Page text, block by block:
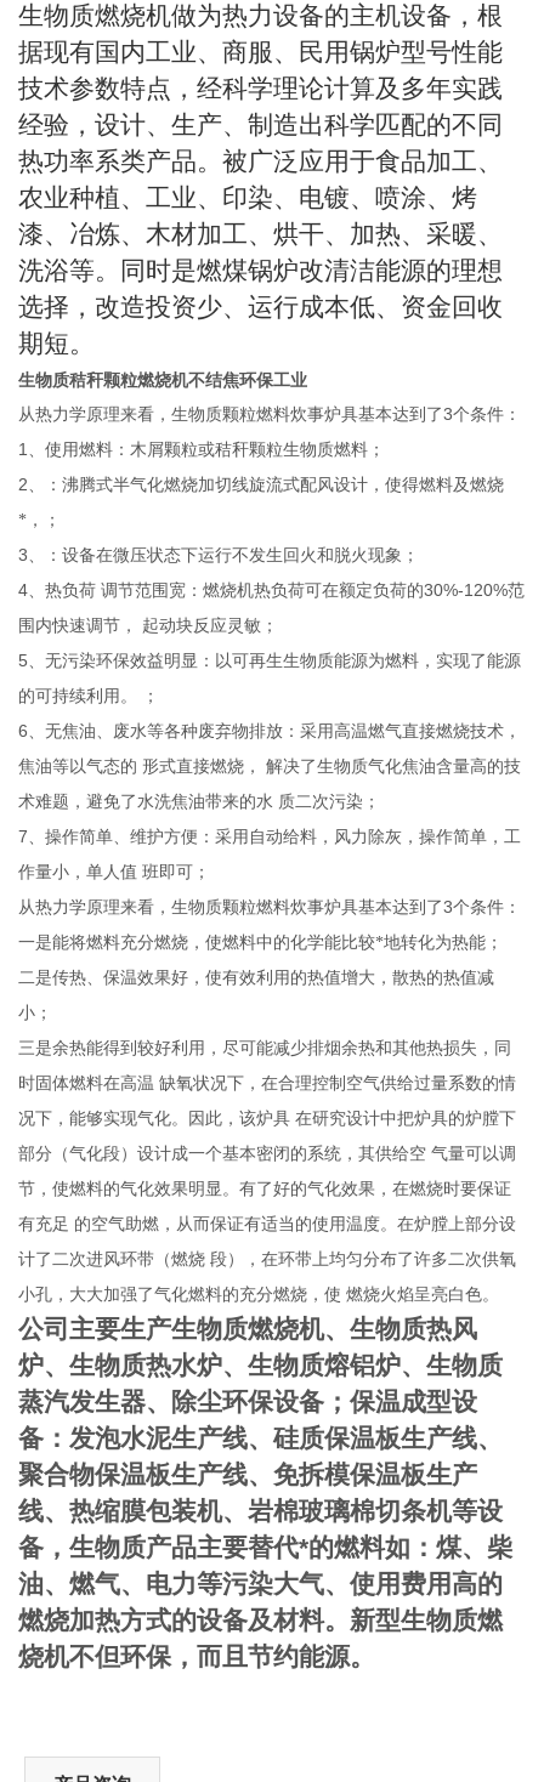
生物质燃烧机做为热力设备的主机设备，根
据现有国内工业、商服、民用锅炉型号性能
技术参数特点，经科学理论计算及多年实践
经验，设计、生产、制造出科学匹配的不同
热功率系类产品。被广泛应用于食品加工、
农业种植、工业、印染、电镀、喷涂、烤
漆、冶炼、木材加工、烘干、加热、采暖、
洗浴等。同时是燃煤锅炉改清洁能源的理想
选择，改造投资少、运行成本低、资金回收
期短。
生物质秸秆颗粒燃烧机不结焦环保工业
从热力学原理来看，生物质颗粒燃料炊事炉具基本达到了3个条件：
1、使用燃料：木屑颗粒或秸秆颗粒生物质燃料；
2、：沸腾式半气化燃烧加切线旋流式配风设计，使得燃料及燃烧
*，；
3、：设备在微压状态下运行不发生回火和脱火现象；
4、热负荷 调节范围宽：燃烧机热负荷可在额定负荷的30%-120%范
围内快速调节，
起动块反应灵敏；
5、无污染环保效益明显：以可再生生物质能源为燃料，实现了能源
的可持续利用。
；
6、无焦油、废水等各种废弃物排放：采用高温燃气直接燃烧技术，
焦油等以气态的 形式直接燃烧，
解决了生物质气化焦油含量高的技
术难题，避免了水洗焦油带来的水 质二次污染；
7、操作简单、维护方便：采用自动给料，风力除灰，操作简单，工
作量小，单人值 班即可；
从热力学原理来看，生物质颗粒燃料炊事炉具基本达到了3个条件：
一是能将燃料充分燃烧，使燃料中的化学能比较*地转化为热能；
二是传热、保温效果好，使有效利用的热值增大，散热的热值减
小；
三是余热能得到较好利用，尽可能减少排烟余热和其他热损失，同
时固体燃料在高温 缺氧状况下，在合理控制空气供给过量系数的情
况下，能够实现气化。因此，该炉具 在研究设计中把炉具的炉膛下
部分（气化段）设计成一个基本密闭的系统，其供给空 气量可以调
节，使燃料的气化效果明显。有了好的气化效果，在燃烧时要保证
有充足 的空气助燃，从而保证有适当的使用温度。在炉膛上部分设
计了二次进风环带（燃烧 段），在环带上均匀分布了许多二次供氧
小孔，大大加强了气化燃料的充分燃烧，使 燃烧火焰呈亮白色。
公司主要生产生物质燃烧机、生物质热风
炉、生物质热水炉、生物质熔铝炉、生物质
蒸汽发生器、除尘环保设备；保温成型设
备：发泡水泥生产线、硅质保温板生产线、
聚合物保温板生产线、免拆模保温板生产
线、热缩膜包装机、岩棉玻璃棉切条机等设
备，生物质产品主要替代*的燃料如：煤、柴
油、燃气、电力等污染大气、使用费用高的
燃烧加热方式的设备及材料。新型生物质燃
烧机不但环保，而且节约能源。